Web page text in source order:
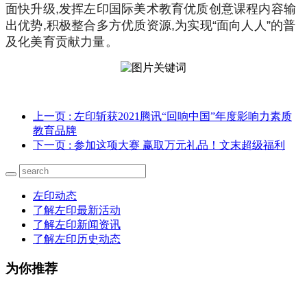
面快升级,发挥左印国际美术教育优质创意课程内容输
出优势,积极整合多方优质资源,为实现“面向人人”的普
及化美育贡献力量。
上一页 : 左印斩获2021腾讯“回响中国”年度影响力素质
教育品牌
下一页 : 参加这项大赛 赢取万元礼品！文末超级福利
左印动态
了解左印最新活动
了解左印新闻资讯
了解左印历史动态
为你推荐